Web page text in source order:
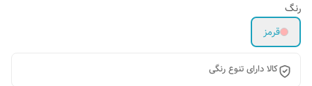
رنگ
قرمز
کالا دارای تنوع رنگی